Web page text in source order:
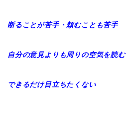
断ることが苦手・頼むことも苦手
自分の意見よりも周りの空気を読む
できるだけ目立ちたくない